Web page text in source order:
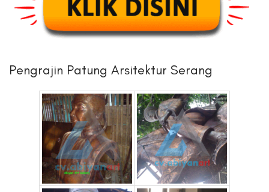
Pengrajin Patung Arsitektur Serang